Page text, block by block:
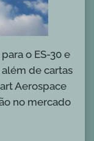
o ES-30 e
de cartas
Aerospace
no mercado